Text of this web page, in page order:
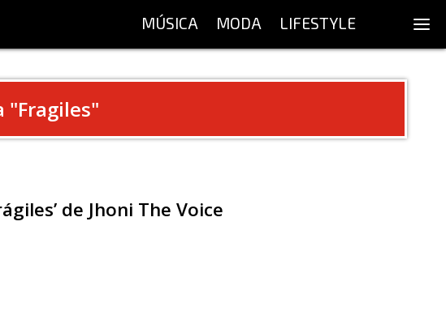
MÚSICA MODA LIFESTYLE
"Fragiles"
de Jhoni The Voice